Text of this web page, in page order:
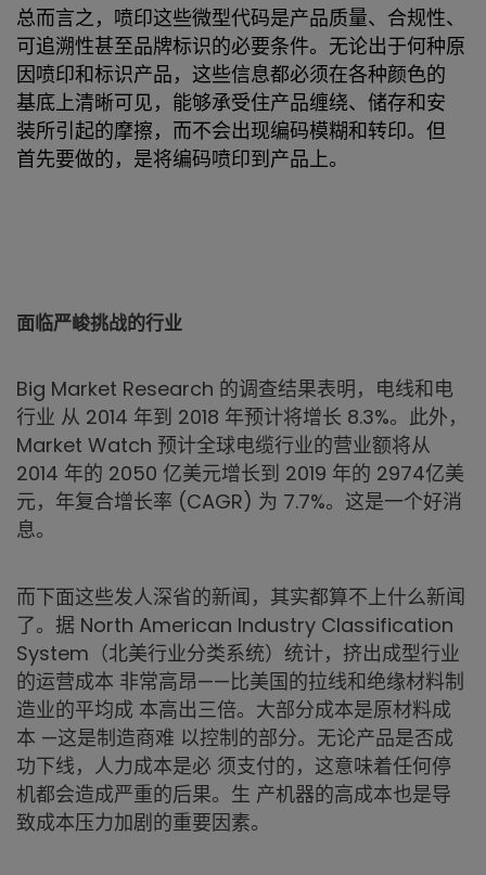
总而言之，喷印这些微型代码是产品质量、合规性、
可追溯性甚至品牌标识的必要条件。无论出于何种原
因喷印和标识产品，这些信息都必须在各种颜色的
基底上清晰可见，能够承受住产品缠绕、储存和安
装所引起的摩擦，而不会出现编码模糊和转印。但
首先要做的，是将编码喷印到产品上。
面临严峻挑战的行业
Big Market Research 的调查结果表明，电线和电
行业 从 2014 年到 2018 年预计将增长 8.3%。此外，
Market Watch 预计全球电缆行业的营业额将从
2014 年的 2050 亿美元增长到 2019 年的 2974亿美
元，年复合增长率 (CAGR) 为 7.7%。这是一个好消
息。
而下面这些发人深省的新闻，其实都算不上什么新闻
了。据 North American Industry Classification
System（北美行业分类系统）统计，挤出成型行业
的运营成本 非常高昂——比美国的拉线和绝缘材料制
造业的平均成 本高出三倍。大部分成本是原材料成
本 —这是制造商难 以控制的部分。无论产品是否成
功下线，人力成本是必 须支付的，这意味着任何停
机都会造成严重的后果。生 产机器的高成本也是导
致成本压力加剧的重要因素。